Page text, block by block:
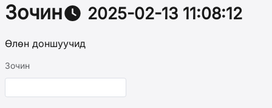
Зочин 2025-02-13 11:08:12
Өлөн доншуучид
Зочин